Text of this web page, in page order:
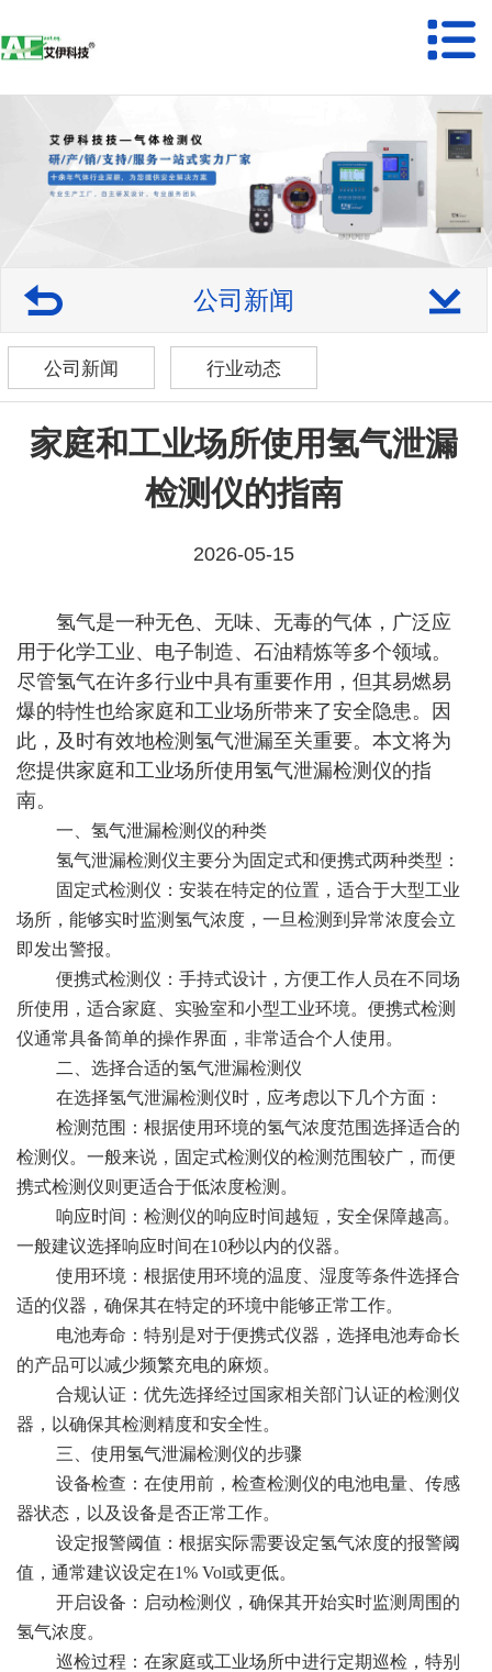
公司新闻
公司新闻 行业动态
家庭和工业场所使用氢气泄漏
检测仪的指南
2026-05-15
氢气是一种无色、无味、无毒的气体，广泛应
用于化学工业、电子制造、石油精炼等多个领域。
尽管氢气在许多行业中具有重要作用，但其易燃易
爆的特性也给家庭和工业场所带来了安全隐患。因
此，及时有效地检测氢气泄漏至关重要。本文将为
您提供家庭和工业场所使用氢气泄漏检测仪的指
南。
一、氢气泄漏检测仪的种类
氢气泄漏检测仪主要分为固定式和便携式两种类型：
固定式检测仪：安装在特定的位置，适合于大型工业
场所，能够实时监测氢气浓度，一旦检测到异常浓度会立
即发出警报。
便携式检测仪：手持式设计，方便工作人员在不同场
所使用，适合家庭、实验室和小型工业环境。便携式检测
仪通常具备简单的操作界面，非常适合个人使用。
二、选择合适的氢气泄漏检测仪
在选择氢气泄漏检测仪时，应考虑以下几个方面：
检测范围：根据使用环境的氢气浓度范围选择适合的
检测仪。一般来说，固定式检测仪的检测范围较广，而便
携式检测仪则更适合于低浓度检测。
响应时间：检测仪的响应时间越短，安全保障越高。
一般建议选择响应时间在10秒以内的仪器。
使用环境：根据使用环境的温度、湿度等条件选择合
适的仪器，确保其在特定的环境中能够正常工作。
电池寿命：特别是对于便携式仪器，选择电池寿命长
的产品可以减少频繁充电的麻烦。
合规认证：优先选择经过国家相关部门认证的检测仪
器，以确保其检测精度和安全性。
三、使用氢气泄漏检测仪的步骤
设备检查：在使用前，检查检测仪的电池电量、传感
器状态，以及设备是否正常工作。
设定报警阈值：根据实际需要设定氢气浓度的报警阈
值，通常建议设定在1% Vol或更低。
开启设备：启动检测仪，确保其开始实时监测周围的
氢气浓度。
巡检过程：在家庭或工业场所中进行定期巡检，特别